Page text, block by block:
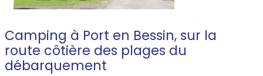
Camping à Port en Bessin, sur la
route côtière des plages du
débarquement